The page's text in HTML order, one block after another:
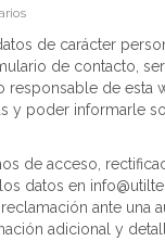
de carácter
de contacto,
responsable de esta
y poder informarle
de acceso,
datos en
ante una
adicional y